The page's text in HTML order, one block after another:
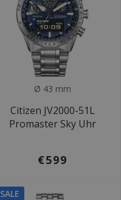
Ø 43 mm
Citizen JV2000-51L
Promaster Sky Uhr
€599
SALE